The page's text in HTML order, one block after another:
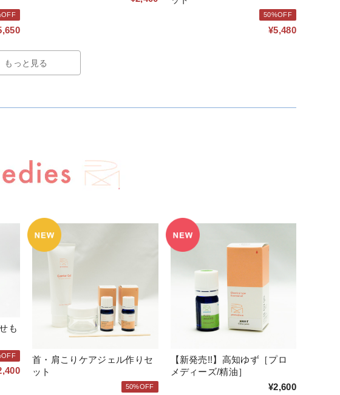
50%OFF
¥5,480
もっと見る
も
首・肩こりケアジェル作りセ
ット
50%OFF
【新発売!!】高知ゆず［プロ
メディーズ/精油］
¥2,600